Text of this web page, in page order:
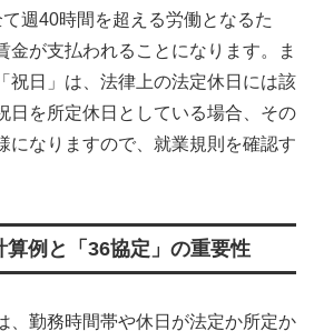
週40時間を超える労働となるた
金が支払われることになります。ま
祝日」は、法律上の法定休日には該
日を所定休日としている場合、その
になりますので、就業規則を確認す
算例と「36協定」の重要性
、勤務時間帯や休日が法定か所定か